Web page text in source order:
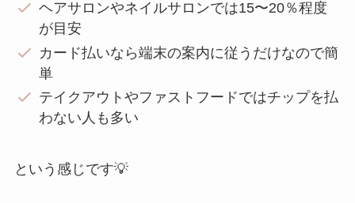
ヘアサロンやネイルサロンでは15〜20％程度
が目安
カード払いなら端末の案内に従うだけなので簡
単
テイクアウトやファストフードではチップを払
わない人も多い
という感じです💡